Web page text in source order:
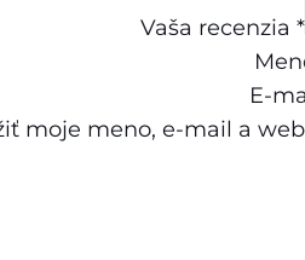
f
i
Vaša recenzia *
E-
moje meno, e-mail a